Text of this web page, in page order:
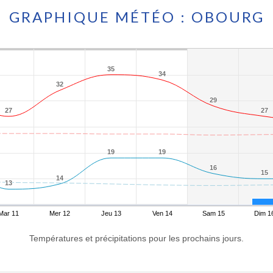
GRAPHIQUE MÉTÉO : OBOURG
27
27
32
32
35
35
34
34
29
29
27
27
13
13
14
14
19
19 19
19
16
16
15
15
11 Mer 12 Jeu 13 Ven 14 Sam 15 Dim
Températures et précipitations pour les prochains jours.